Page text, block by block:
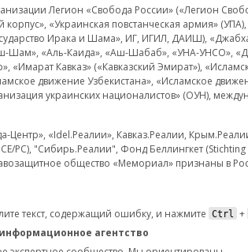
Легион «Свобода России» («Легион
«Украинская повстанческая армия»
Ирака и Шама», ИГ, ИГИЛ, ДАИШ),
Шам», «Аль-Каида», «Аш-Шабаб», «УНА-УНСО»,
«Имарат Кавказ» («Кавказский Эмират»),
движение Узбекистана», «Исламское
украинских националистов» (ОУН),
Центр», «Idel.Реалии», Кавказ.Реалии,
PC), "Сибирь.Реалии", Фонд Беллингкет
общество «Мемориал» признаны в
текст, содержащий ошибку, и нажмите Ctrl +
агентство